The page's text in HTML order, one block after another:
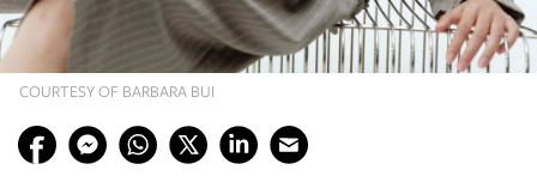
COURTESY OF BARBARA BUI